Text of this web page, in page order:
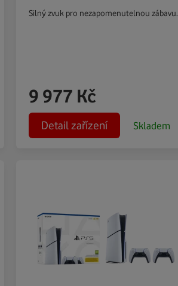
Silný zvuk pro nezapomenutelnou zábavu.
9 977 Kč
Detail zařízení Skladem